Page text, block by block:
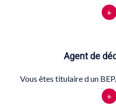
+
Agent de
Vous êtes titulaire d un
+